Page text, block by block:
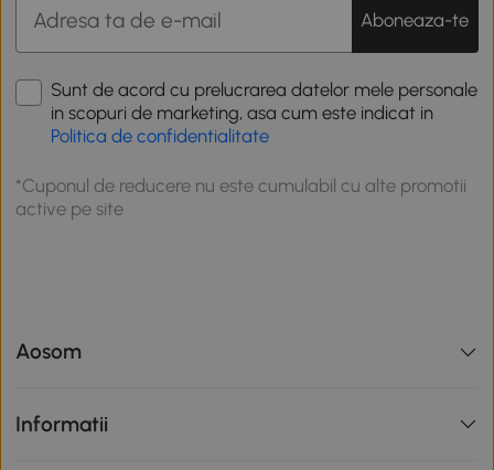
Aboneaza-te
Sunt de acord cu prelucrarea datelor mele personale
in scopuri de marketing, asa cum este indicat in
Politica de confidentialitate
*Cuponul de reducere nu este cumulabil cu alte promotii
active pe site
Aosom
Informatii